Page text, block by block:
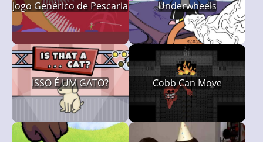
Jogo Genérico de Pescaria Underwheels
ISSO É UM GATO? Cobb Can Move